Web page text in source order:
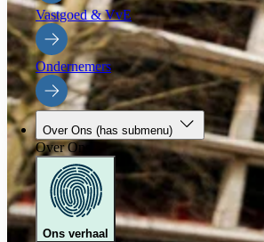
Vastgoed & VvE
Ondernemers
Over Ons (has submenu)
Over Ons
Ons verhaal